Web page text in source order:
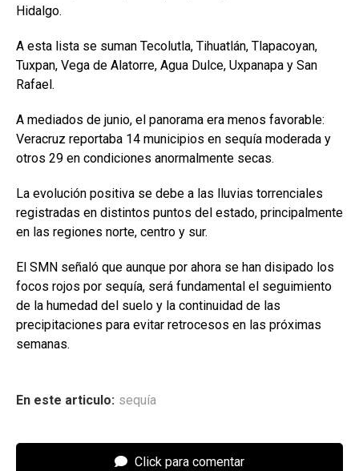
Hidalgo.
A esta lista se suman Tecolutla, Tihuatlán, Tlapacoyan,
Tuxpan, Vega de Alatorre, Agua Dulce, Uxpanapa y San
Rafael.
A mediados de junio, el panorama era menos favorable:
Veracruz reportaba 14 municipios en sequía moderada y
otros 29 en condiciones anormalmente secas.
La evolución positiva se debe a las lluvias torrenciales
registradas en distintos puntos del estado, principalmente
en las regiones norte, centro y sur.
El SMN señaló que aunque por ahora se han disipado los
focos rojos por sequía, será fundamental el seguimiento
de la humedad del suelo y la continuidad de las
precipitaciones para evitar retrocesos en las próximas
semanas.
En este articulo: sequía
Click para comentar